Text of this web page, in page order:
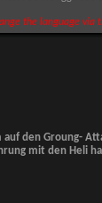
the language
den Groung-
mit den Heli